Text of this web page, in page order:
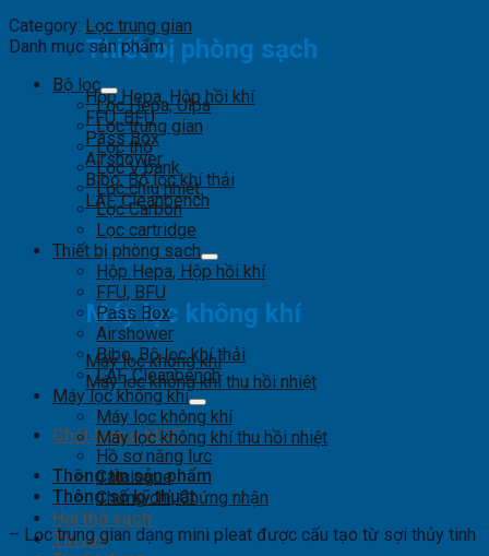
Thiết bị phòng sạch
Hộp Hepa, Hộp hồi khí
FFU, BFU
Pass Box
Airshower
Bibo, Bộ lọc khí thải
LAF, Cleanbench
Máy lọc không khí
Máy lọc không khí
Máy lọc không khí thu hồi nhiệt
Chất lượng MCC
Hồ sơ năng lực
Catalogue
Chứng chỉ, Chứng nhận
Hơi thở sạch
Tin tức
Category: Lọc trung gian
Danh mục sản phẩm
Bộ lọc
Lọc Hepa, Ulpa
Lọc trung gian
Lọc thô
Lọc V bank
Lọc chịu nhiệt
Lọc Carbon
Lọc cartridge
Thiết bị phòng sạch
Hộp Hepa, Hộp hồi khí
FFU, BFU
Pass Box
Airshower
Bibo, Bộ lọc khí thải
LAF, Cleanbench
Máy lọc không khí
Máy lọc không khí
Máy lọc không khí thu hồi nhiệt
Thông tin sản phẩm
Thông số kỹ thuật
– Lọc trung gian dạng mini pleat được cấu tạo từ sợi thủy tinh